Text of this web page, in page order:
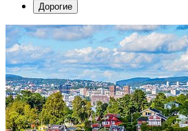
Дорогие